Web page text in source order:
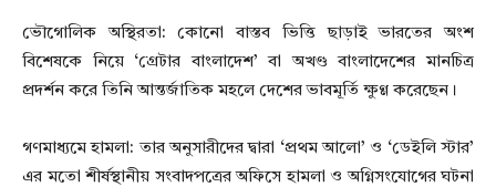
ভৌগোলিক অস্থিরতা: কোনো বাস্তব ভিত্তি ছাড়াই ভারতের অংশ
বিশেষকে নিয়ে ‘গ্রেটার বাংলাদেশ’ বা অখণ্ড বাংলাদেশের মানচিত্র
প্রদর্শন করে তিনি আন্তর্জাতিক মহলে দেশের ভাবমূর্তি ক্ষুণ্ণ করেছেন।
গণমাধ্যমে হামলা: তার অনুসারীদের দ্বারা ‘প্রথম আলো’ ও ‘ডেইলি স্টার’
এর মতো শীর্ষস্থানীয় সংবাদপত্রের অফিসে হামলা ও অগ্নিসংযোগের ঘটনা